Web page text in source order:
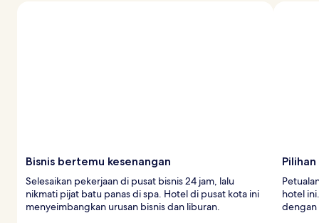
Bisnis bertemu kesenangan
Selesaikan pekerjaan di pusat bisnis 24 jam, lalu
nikmati pijat batu panas di spa. Hotel di pusat kota ini
menyeimbangkan urusan bisnis dan liburan.
hotel
dengan